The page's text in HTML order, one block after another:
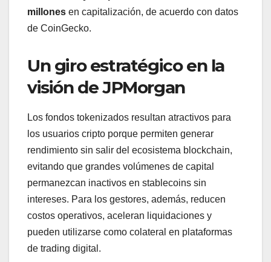
millones en capitalización, de acuerdo con datos
de CoinGecko.
Un giro estratégico en la
visión de JPMorgan
Los fondos tokenizados resultan atractivos para
los usuarios cripto porque permiten generar
rendimiento sin salir del ecosistema blockchain,
evitando que grandes volúmenes de capital
permanezcan inactivos en stablecoins sin
intereses. Para los gestores, además, reducen
costos operativos, aceleran liquidaciones y
pueden utilizarse como colateral en plataformas
de trading digital.